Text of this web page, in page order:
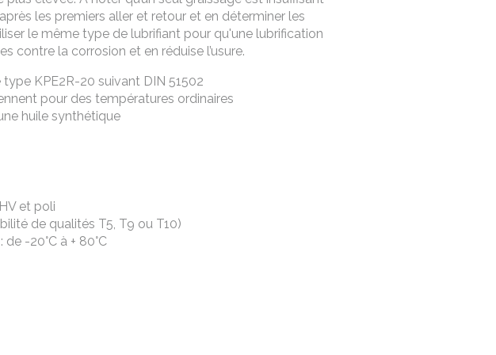
les premiers aller et retour et en déterminer les
le même type de lubrifiant pour qu'une lubrification
contre la corrosion et en réduise l’usure.
KPE2R-20 suivant DIN 51502
pour des températures ordinaires
huile synthétique
et poli
de qualités T5, T9 ou T10)
de -20°C à + 80°C